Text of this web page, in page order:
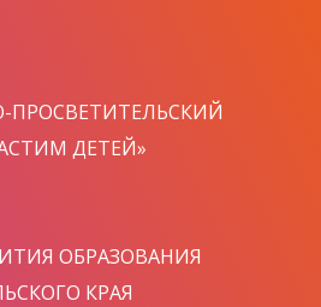
ДЕТЕЙ»
ОБРАЗОВАНИЯ
КРАЯ